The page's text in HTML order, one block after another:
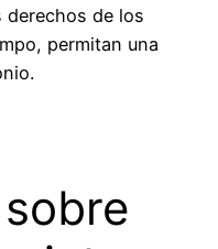
derechos de los
permitan una